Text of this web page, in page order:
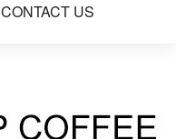
CONTACT US